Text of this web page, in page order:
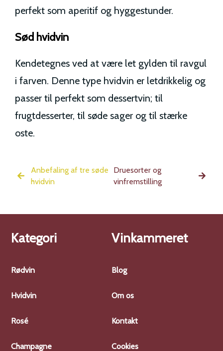
perfekt som aperitif og hyggestunder.
Sød hvidvin
Kendetegnes ved at være let gylden til ravgul
i farven. Denne type hvidvin er letdrikkelig og
passer til perfekt som dessertvin; til
frugtdesserter, til søde sager og til stærke
oste.
Anbefaling af tre søde
hvidvin
Druesorter og
vinfremstilling
Kategori
Rødvin
Hvidvin
Rosé
Champagne
Vinkammeret
Blog
Om os
Kontakt
Cookies